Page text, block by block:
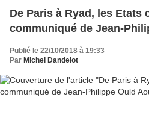
De Paris à Ryad, les Etats
communiqué de Jean-
Publié le 22/10/2018 à 19:33
Par Michel Dandelot